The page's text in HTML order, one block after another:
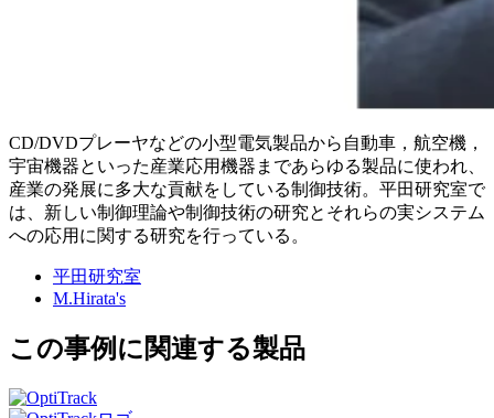
CD/DVDプレーヤなどの小型電気製品から自動車，航空機，
宇宙機器といった産業応用機器まであらゆる製品に使われ、
産業の発展に多大な貢献をしている制御技術。平田研究室で
は、新しい制御理論や制御技術の研究とそれらの実システム
への応用に関する研究を行っている。
平田研究室
M.Hirata's
この事例に関連する製品